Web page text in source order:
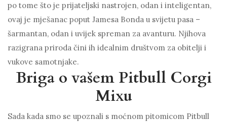
po tome što je prijateljski nastrojen, odan i inteligentan,
ovaj je mješanac poput Jamesa Bonda u svijetu pasa –
šarmantan, odan i uvijek spreman za avanturu. Njihova
razigrana priroda čini ih idealnim društvom za obitelji i
vukove samotnjake.
Briga o vašem Pitbull Corgi
Mixu
Sada kada smo se upoznali s moćnom pitomicom Pitbull